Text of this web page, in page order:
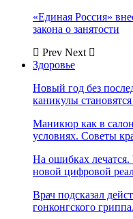
«Единая Россия»
закона о занятости
Prev Next
Здоровье
Новый год без
каникулы
Маникюр как в
условиях. Советы
На ошибках
новой цифровой
Врач подсказал
гонконгского